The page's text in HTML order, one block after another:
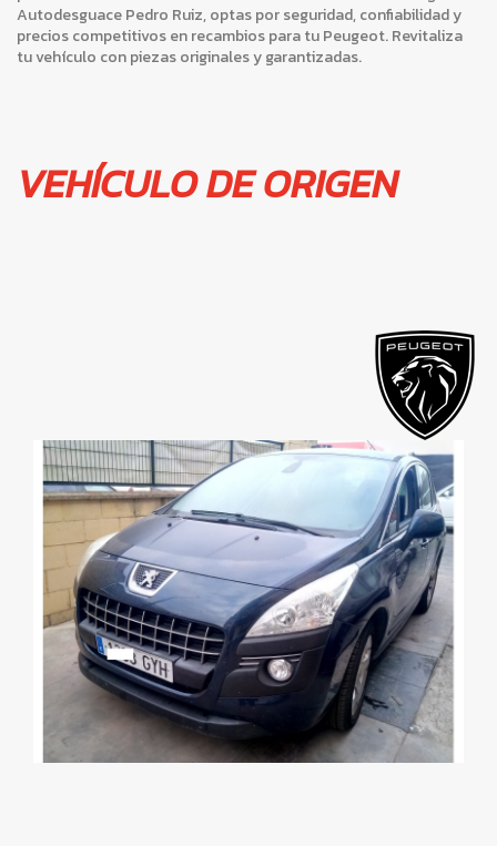
Autodesguace Pedro Ruiz, optas por seguridad, confiabilidad y
precios competitivos en recambios para tu Peugeot. Revitaliza
tu vehículo con piezas originales y garantizadas.
VEHÍCULO DE ORIGEN